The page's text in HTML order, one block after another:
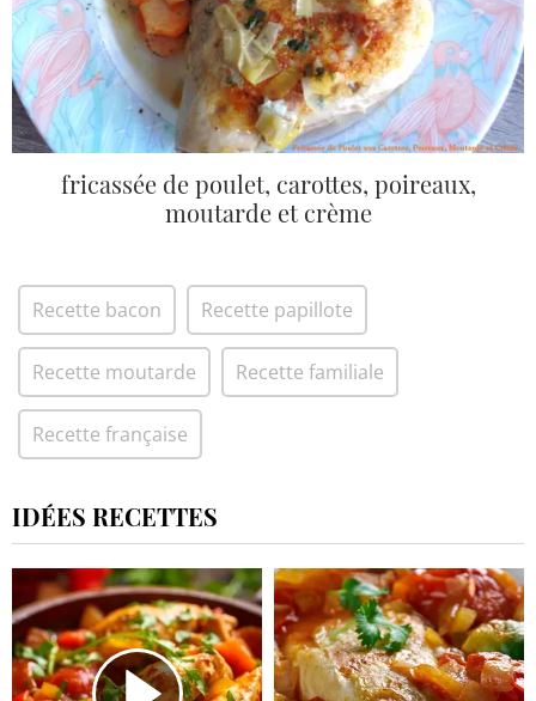
fricassée de poulet, carottes, poireaux,
moutarde et crème
Recette bacon Recette papillote
Recette moutarde Recette familiale
Recette française
IDÉES RECETTES